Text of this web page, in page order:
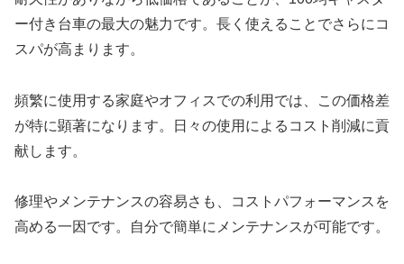
ー付き台車の最大の魅力です。長く使えることでさらにコ
スパが高まります。
頻繁に使用する家庭やオフィスでの利用では、この価格差
が特に顕著になります。日々の使用によるコスト削減に貢
献します。
修理やメンテナンスの容易さも、コストパフォーマンスを
高める一因です。自分で簡単にメンテナンスが可能です。